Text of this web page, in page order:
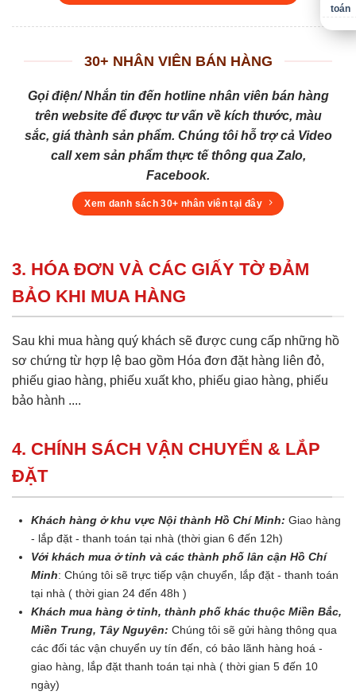
30+ NHÂN VIÊN BÁN HÀNG
Gọi điện/ Nhắn tin đến hotline nhân viên bán hàng
trên website để được tư vấn về kích thước, màu
sắc, giá thành sản phẩm. Chúng tôi hỗ trợ cả Video
call xem sản phẩm thực tế thông qua Zalo,
Facebook.
Xem danh sách 30+ nhân viên tại đây
3. HÓA ĐƠN VÀ CÁC GIẤY TỜ ĐẢM
BẢO KHI MUA HÀNG
Sau khi mua hàng quý khách sẽ được cung cấp những hồ
sơ chứng từ hợp lệ bao gồm Hóa đơn đặt hàng liên đỏ,
phiếu giao hàng, phiếu xuất kho, phiếu giao hàng, phiếu
bảo hành ....
4. CHÍNH SÁCH VẬN CHUYỂN & LẮP
ĐẶT
Khách hàng ở khu vực Nội thành Hồ Chí Minh: Giao hàng
- lắp đặt - thanh toán tại nhà (thời gian 6 đến 12h)
Với khách mua ở tỉnh và các thành phố lân cận Hồ Chí
Minh: Chúng tôi sẽ trực tiếp vận chuyển, lắp đặt - thanh toán
tại nhà ( thời gian 24 đến 48h )
Khách mua hàng ở tỉnh, thành phố khác thuộc Miền Bắc,
Miền Trung, Tây Nguyên: Chúng tôi sẽ gửi hàng thông qua
các đối tác vận chuyển uy tín đến, có bảo lãnh hàng hoá -
giao hàng, lắp đặt thanh toán tại nhà ( thời gian 5 đến 10
ngày)
toán